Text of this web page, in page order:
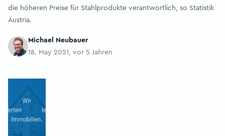
die höheren Preise für Stahlprodukte verantwortlich, so Statistik
Austria.
Michael Neubauer
18. May 2021, vor 5 Jahren